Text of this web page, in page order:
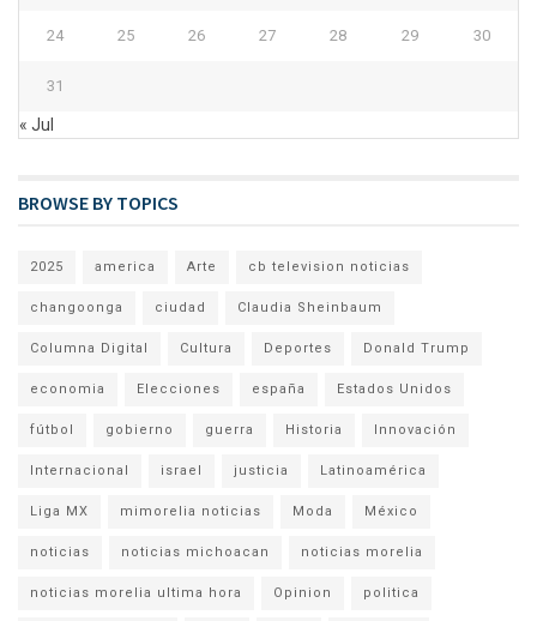
24 25 26 27 28 29 30
31
« Jul
BROWSE BY TOPICS
2025 america Arte cb television noticias
changoonga ciudad Claudia Sheinbaum
Columna Digital Cultura Deportes Donald Trump
economia Elecciones españa Estados Unidos
fútbol gobierno guerra Historia Innovación
Internacional israel justicia Latinoamérica
Liga MX mimorelia noticias Moda México
noticias noticias michoacan noticias morelia
noticias morelia ultima hora Opinion politica